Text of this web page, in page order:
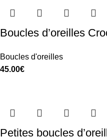
Boucles d’oreilles
Boucles d'oreilles
45.00€
Petites boucles